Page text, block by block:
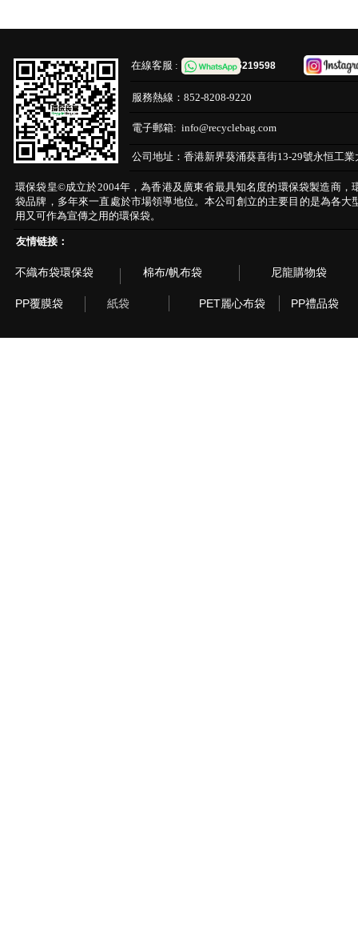
在線客服 :65219598
服務熱線： 852-8208-9220
電子郵箱: info@recyclebag.com
公司地址： 香港新界葵涌葵喜街13-29號永恒工業
環保袋皇©成立於2004年，為香港及廣東省最具知名度的環保袋製造商
袋品牌，多年來一直處於市場領導地位。本公司創立的主要目的是為各大
用又可作為宣傳之用的環保袋。
友情链接：
不織布袋環保袋 棉布/帆布袋 尼龍購物袋
PP覆膜袋 紙袋 PET麗心布袋 PP禮品袋